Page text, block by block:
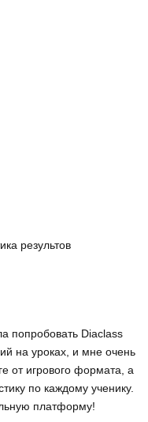
результов
попробовать Diaclass
на уроках, и мне очень
от игрового формата, а
по каждому ученику.
платформу!